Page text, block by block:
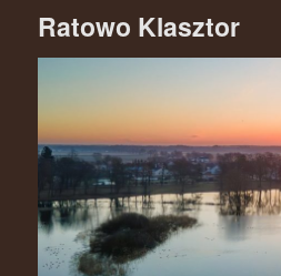
Ratowo Klasztor